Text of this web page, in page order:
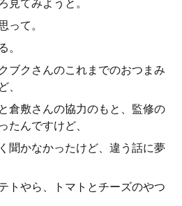
見てみようと。
って。
。
ブクさんのこれまでのおつまみ
、
倉敷さんの協力のもと、監修の
たんですけど、
聞かなかったけど、違う話に夢
トやら、トマトとチーズのやつ